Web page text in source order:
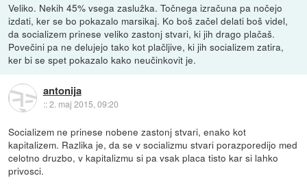
Veliko. Nekih 45% vsega zaslužka. Točnega izračuna pa nočejo
izdati, ker se bo pokazalo marsikaj. Ko boš začel delati boš videl,
da socializem prinese veliko zastonj stvari, ki jih drago plačaš.
Povečini pa ne delujejo tako kot plačljive, ki jih socializem zatira,
ker bi se spet pokazalo kako neučinkovit je.
antonija
::2. maj 2015, 09:20
Socializem ne prinese nobene zastonj stvari, enako kot
kapitalizem. Razlika je, da se v socializmu stvari porazporedijo med
celotno druzbo, v kapitalizmu si pa vsak placa tisto kar si lahko
privosci.